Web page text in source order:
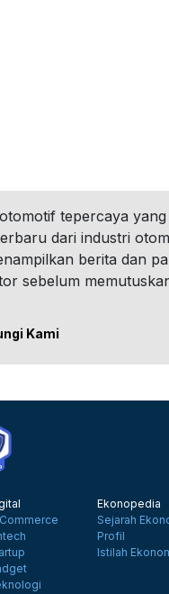
tepercaya
dari industri
berita dan
sebelum
Kami
Ekonopedia
Sejarah
Profil
Istilah